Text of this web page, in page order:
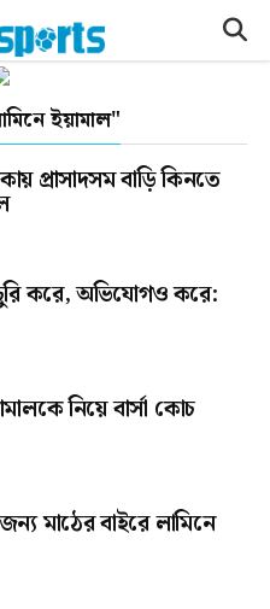
ইয়ামাল"
প্রাসাদসম বাড়ি কিনতে
চুরি করে, অভিযোগও করে:
নিয়ে বার্সা কোচ
মাঠের বাইরে লামিনে